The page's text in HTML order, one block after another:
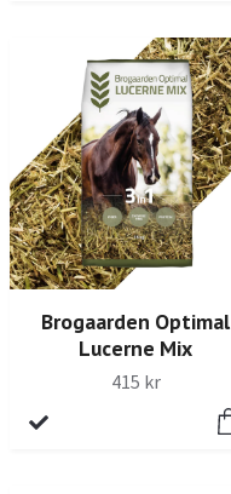
Brogaarden Optimal
Lucerne Mix
415 kr